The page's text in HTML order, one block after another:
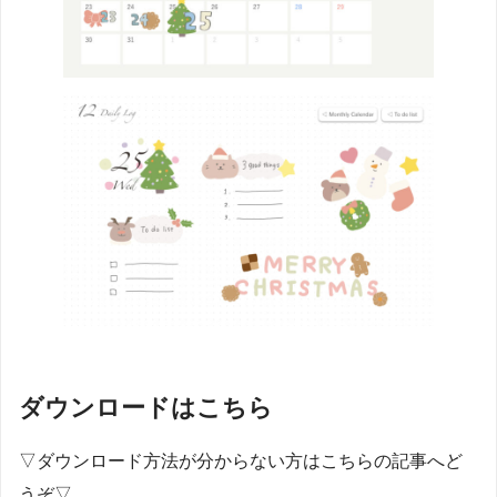
ダウンロードはこちら
▽ダウンロード方法が分からない方はこちらの記事へど